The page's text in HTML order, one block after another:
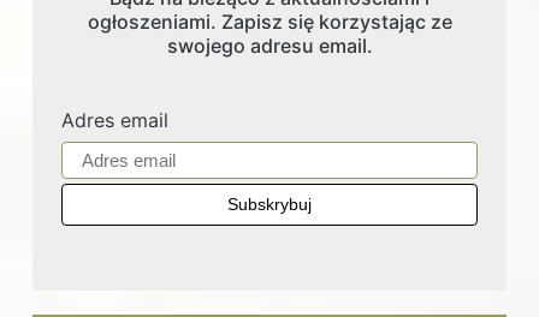
ogłoszeniami. Zapisz się korzystając ze
swojego adresu email.
Adres email